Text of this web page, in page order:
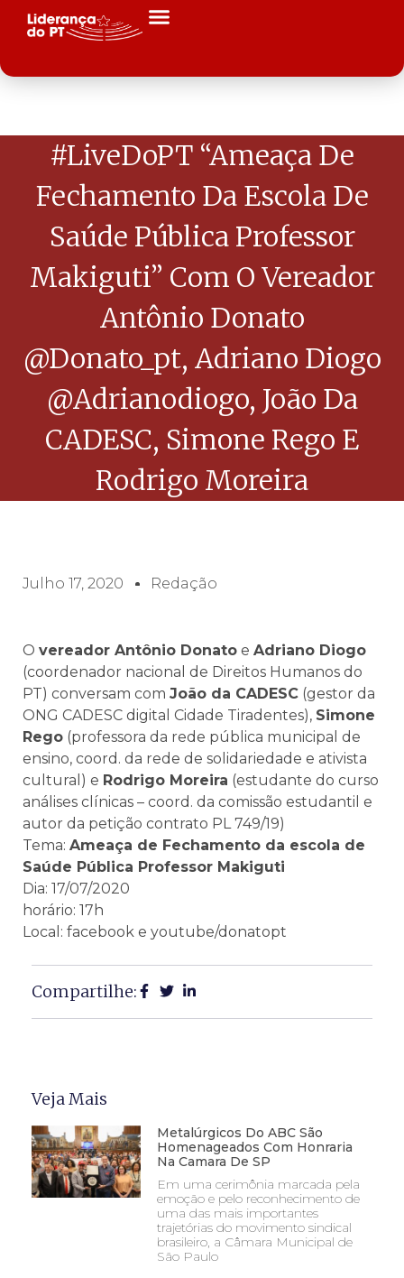
#LiveDoPT “Ameaça De
Fechamento Da Escola De
Saúde Pública Professor
Makiguti” Com O Vereador
Antônio Donato
@donato_pt, Adriano Diogo
@adrianodiogo, João Da
CADESC, Simone Rego E
Rodrigo Moreira
Julho 17, 2020 Redação
O vereador Antônio Donato e Adriano Diogo
(coordenador nacional de Direitos Humanos do
PT) conversam com João da CADESC (gestor da
ONG CADESC digital Cidade Tiradentes), Simone
Rego (professora da rede pública municipal de
ensino, coord. da rede de solidariedade e ativista
cultural) e Rodrigo Moreira (estudante do curso
análises clínicas – coord. da comissão estudantil e
autor da petição contrato PL 749/19)
Tema: Ameaça de Fechamento da escola de
Saúde Pública Professor Makiguti
Dia: 17/07/2020
horário: 17h
Local: facebook e youtube/donatopt
Compartilhe:
Veja Mais
Metalúrgicos Do ABC São
Homenageados Com Honraria
Na Camara De SP
Em uma cerimônia marcada pela
emoção e pelo reconhecimento de
uma das mais importantes
trajetórias do movimento sindical
brasileiro, a Câmara Municipal de
São Paulo